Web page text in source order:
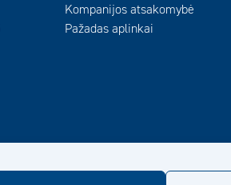
Kompanijos atsakomybė
Pažadas aplinkai